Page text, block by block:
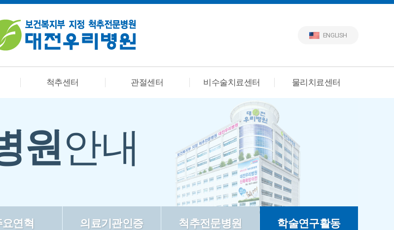
ENGLISH
척추센터 관절센터 비수술치료센터 물리치료센터
원안내
요연혁 의료기관인증 척추전문병원 학술연구활동